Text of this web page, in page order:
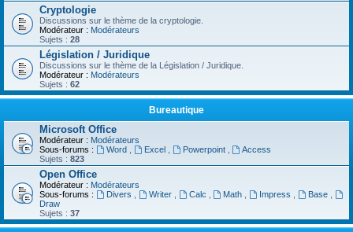
Cryptologie
Discussions sur le thème de la cryptologie.
Modérateur : Modérateurs
Sujets : 28
Législation / Juridique
Discussions sur le thème de la Législation / Juridique.
Modérateur : Modérateurs
Sujets : 62
Bureautique
Microsoft Office
Modérateur : Modérateurs
Sous-forums :
Word Excel Powerpoint
Access
Sujets : 823
Open Office
Modérateur : Modérateurs
Sous-forums :
Divers Writer Calc Math Impress Base
Draw
Sujets : 37